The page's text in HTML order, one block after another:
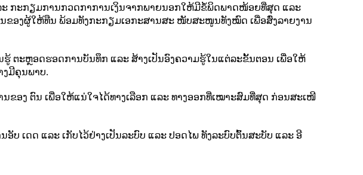
ະ ກະກຽມການກວດກາການເງິນຈາກພາຍນອກໃຫ້ມີຂໍ້ພິດພາດໜ້ອຍທີ່ສຸດ ແລະ
ຂອງຜູ້ໃຫ້ທືນ ພ້ອມທັງກະກຽມເອກະສານສະ ໜັບສະໜູນທັງໝົດ ເພື່ອສົ່ງລາຍງານ
ຕະຫຼອດຮອດການບັນທຶກ ແລະ ສ້າງເປັນອົງຄວາມຮູ້ໃນແຕ່ລະຂັ້ນຕອນ ເພື່ອໃຫ້
ງມີຄຸນພາບ.
ອງ ຕົນ ເພື່ອໃຫ້ແນ່ໃຈໄດ້ທາງເລືອກ ແລະ ທາງອອກທີ່ເໝາະສົມທີ່ສຸດ ກ່ອນສະເໜີ
ເດດ ແລະ ເກັບໄວ້ຢ່າງເປັນລະບົບ ແລະ ປອດໄພ ທັງລະບົບຕົ້ນສະບັບ ແລະ ອີ